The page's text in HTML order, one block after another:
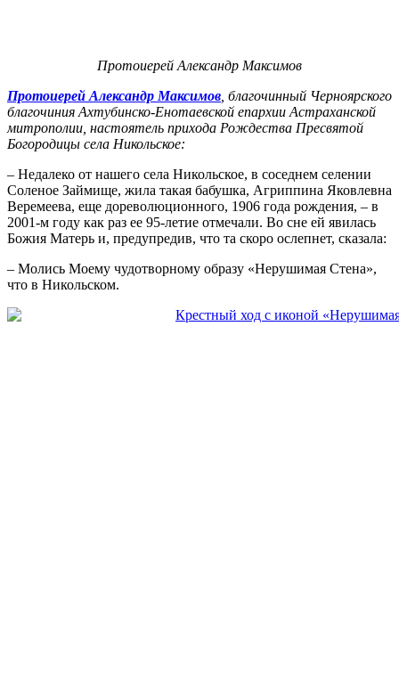
Протоиерей Александр Максимов
Протоиерей Александр Максимов , благочинный Черноярского
благочиния Ахтубинско-Енотаевской епархии Астраханской
митрополии, настоятель прихода Рождества Пресвятой
Богородицы села Никольское:
– Недалеко от нашего села Никольское, в соседнем селении
Соленое Займище, жила такая бабушка, Агриппина Яковлевна
Веремеева, еще дореволюционного, 1906 года рождения, – в
2001-м году как раз ее 95-летие отмечали. Во сне ей явилась
Божия Матерь и, предупредив, что та скоро ослепнет, сказала:
– Молись Моему чудотворному образу «Нерушимая Стена»,
что в Никольском.